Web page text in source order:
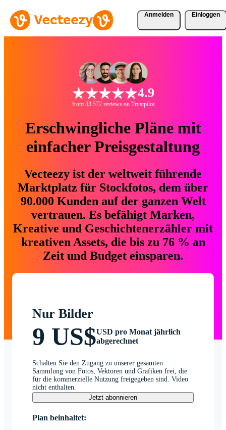
Anmelden Einloggen
4.9
from 33.572 reviews on Trustpilot
Erschwingliche Pläne mit
einfacher Preisgestaltung
Vecteezy ist der weltweit führende
Marktplatz für Stockfotos, dem über
90.000 Kunden auf der ganzen Welt
vertrauen. Es befähigt Marken,
Kreative und Geschichtenerzähler mit
kreativen Assets, die bis zu 76 % an
Zeit und Budget einsparen.
Nur Bilder
9 US$USD pro Monat jährlich
abgerechnet
Schalten Sie den Zugang zu unserer gesamten
Sammlung von Fotos, Vektoren und Grafiken frei, die
für die kommerzielle Nutzung freigegeben sind. Video
nicht enthalten.
Jetzt abonnieren
Plan beinhaltet: